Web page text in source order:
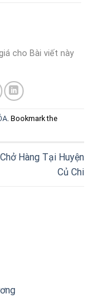
cho Bài viết này
. Bookmark the
Hàng Tại Huyện
Củ Chi